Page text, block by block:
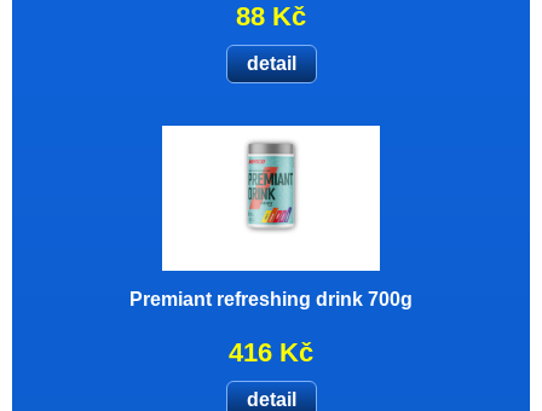
88 Kč
detail
Premiant refreshing drink 700g
416 Kč
detail